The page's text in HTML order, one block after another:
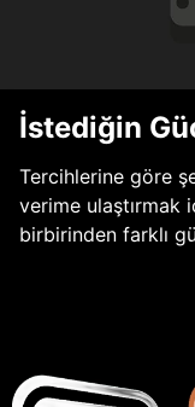
İstediğin
Tercihlerine göre
verime ulaştırmak
birbirinden farklı